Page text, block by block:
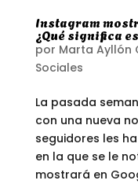
Instagram
¿Qué significa
por Marta Ayllón
Sociales
La pasada
con una nueva
seguidores les
en la que se le
mostrará en